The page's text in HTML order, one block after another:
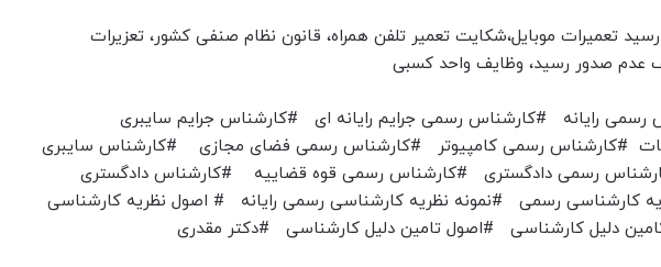
رسید تعمیرات موبایل،شکایت تعمیر تلفن همراه، قانون نظام صنفی کشور، تعزیرات
عدم صدور رسید، وظایف واحد کسبی
رایانه #کارشناس رسمی جرایم رایانه ای #کارشناس جرایم سایبری
#کارشناس رسمی کامپیوتر #کارشناس رسمی فضای مجازی #کارشناس سایبری
رسمی دادگستری #کارشناس رسمی قوه قضاییه #کارشناس دادگستری
کارشناسی رسمی #نمونه نظریه کارشناسی رسمی رایانه # اصول نظریه کارشناسی
تامین دلیل کارشناسی #اصول تامین دلیل کارشناسی #دکتر مقدری